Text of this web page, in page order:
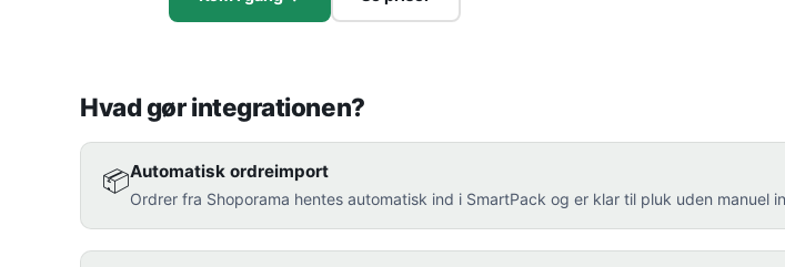
Hvad gør integrationen?
📦Automatisk ordreimport
Ordrer fra Shoporama hentes automatisk ind i SmartPack og er klar til pluk uden manuel